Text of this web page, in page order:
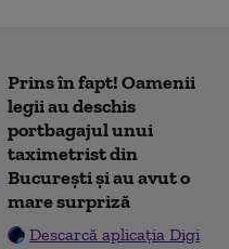
Prins în fapt! Oamenii
legii au deschis
portbagajul unui
taximetrist din
București și au avut o
mare surpriză
Descarcă aplicația Digi